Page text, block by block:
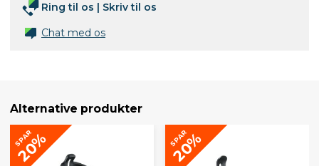
Ring til os
Skriv til os
Chat med os
Alternative produkter
SPAR
20% SPAR
20%